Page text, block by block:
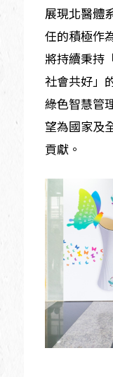
展現北醫體
任的積極作
將持續秉持
社會共好」
綠色智慧管
望為國家及
貢獻。